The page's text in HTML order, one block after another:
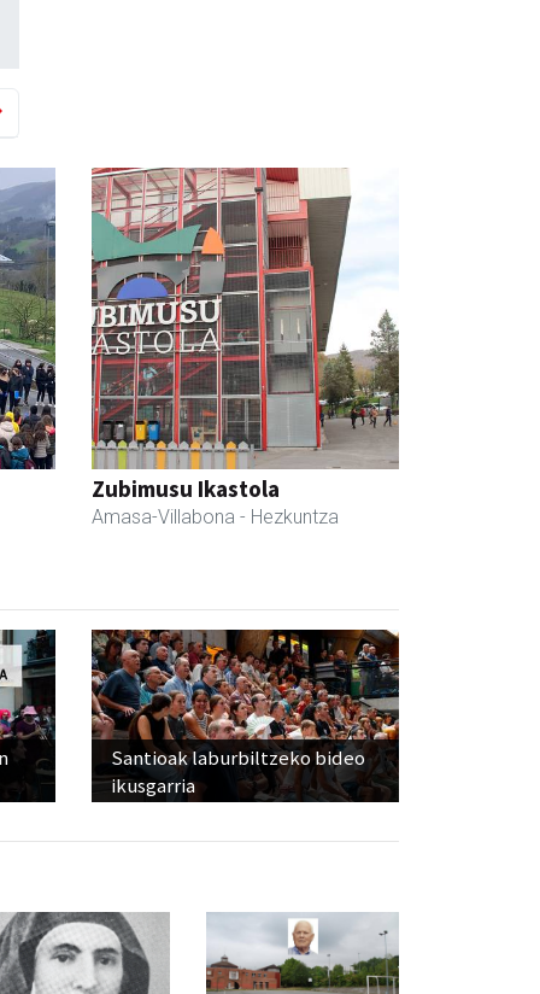
Zubimusu Ikastola
Amasa-Villabona - Hezkuntza
Santioak laburbiltzeko bideo
ikusgarria